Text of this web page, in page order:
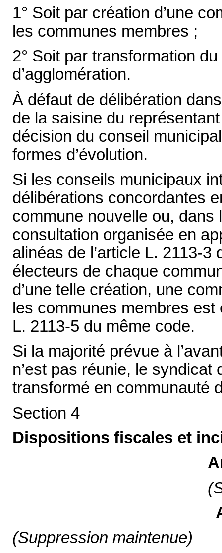
1° Soit par création d’une
les communes membres ;
2° Soit par transformation
d’agglomération.
À défaut de délibération
de la saisine du
décision du conseil
formes d’évolution.
Si les conseils municipaux
délibérations concordantes
commune nouvelle ou,
consultation organisée en
alinéas de l’article L. 2113-
électeurs de chaque
d’une telle création, une
les communes membres est
L. 2113-5 du même code.
Si la majorité prévue à
n’est pas réunie, le syndicat
transformé en communauté
Section 4
Dispositions fiscales et
(Suppression maintenue)